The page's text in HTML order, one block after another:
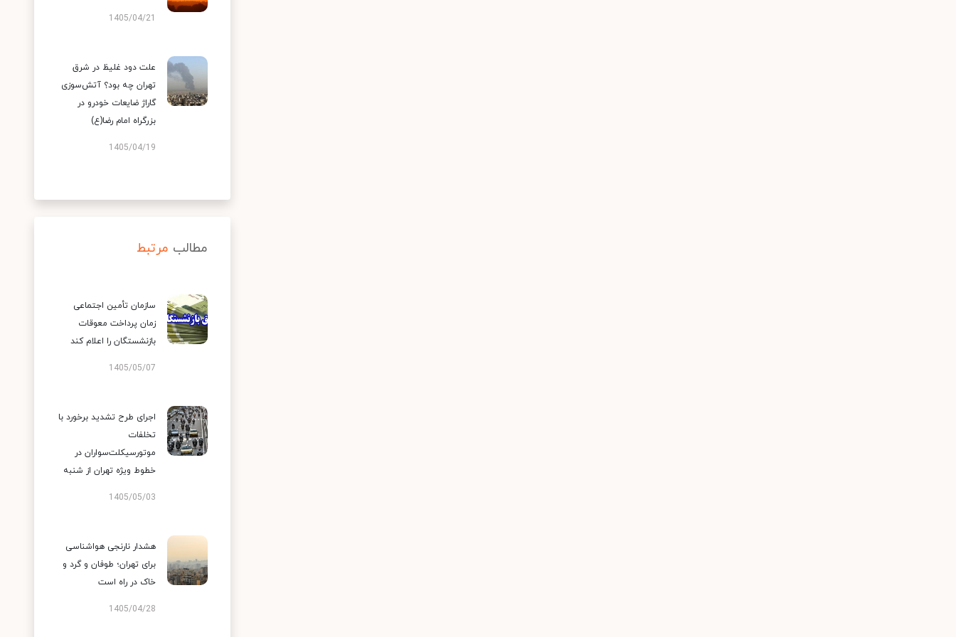
1405/04/21
علت دود غلیظ در شرق
تهران چه بود؟ آتش‌سوزی
گاراژ ضایعات خودرو در
بزرگراه امام رضا(ع)
1405/04/19
مطالب مرتبط
سازمان تأمین اجتماعی
زمان پرداخت معوقات
بازنشستگان را اعلام کند
1405/05/07
اجرای طرح تشدید برخورد با
تخلفات
موتورسیکلت‌سواران در
خطوط ویژه تهران از شنبه
1405/05/03
هشدار نارنجی هواشناسی
برای تهران؛ طوفان و گرد و
خاک در راه است
1405/04/28